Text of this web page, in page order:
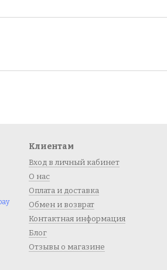
Клиентам
Вход в личный кабинет
О нас
Оплата и доставка
Обмен и возврат
Контактная информация
Блог
Отзывы о магазине